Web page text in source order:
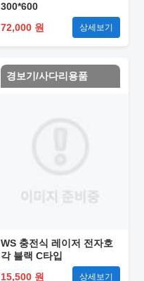
300*600
72,000 원
상세보기
경보기/사다리용품
WS 충전식 레이저 전자호
각 블랙 C타입
15,500 원
상세보기